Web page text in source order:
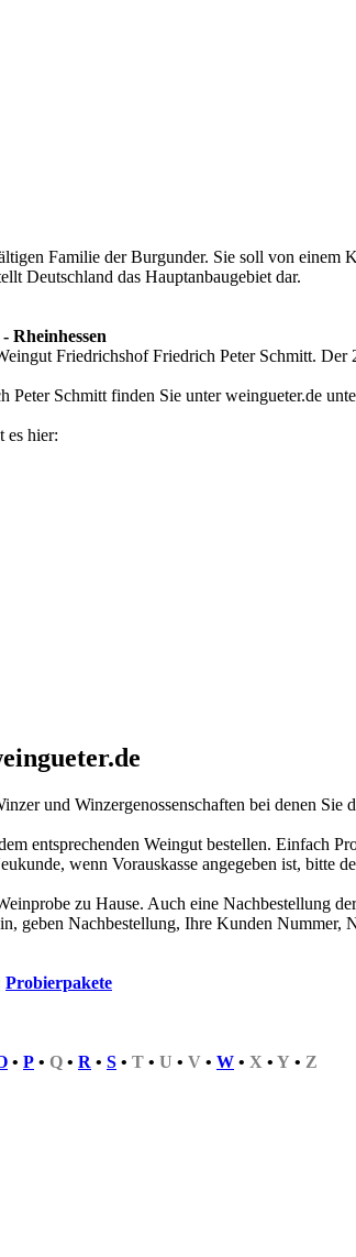
Familie der Burgunder. Sie soll von einem
Deutschland das Hauptanbaugebiet dar.
Rheinhessen
Friedrichshof Friedrich Peter Schmitt.
Schmitt finden Sie unter weingueter.de
es hier:
und Winzergenossenschaften bei denen
entsprechenden Weingut bestellen. Einfach
wenn Vorauskasse angegeben ist, bitte
zu Hause. Auch eine Nachbestellung
geben Nachbestellung, Ihre Kunden
Probierpakete
• P • Q • R • S • T • U • V • W • X • Y • Z